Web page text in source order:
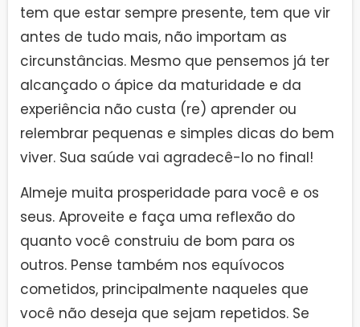
tem que estar sempre presente, tem que vir
antes de tudo mais, não importam as
circunstâncias. Mesmo que pensemos já ter
alcançado o ápice da maturidade e da
experiência não custa (re) aprender ou
relembrar pequenas e simples dicas do bem
viver. Sua saúde vai agradecê-lo no final!
Almeje muita prosperidade para você e os
seus. Aproveite e faça uma reflexão do
quanto você construiu de bom para os
outros. Pense também nos equívocos
cometidos, principalmente naqueles que
você não deseja que sejam repetidos. Se